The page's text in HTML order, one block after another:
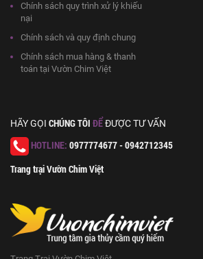
Chính sách quy trình xử lý khiếu
nại
Chính sách và quy định chung
Chính sách mua hàng & thanh
toán tại Vườn Chim Việt
HÃY GỌI CHÚNG TÔI ĐỂĐƯỢC TƯ VẤN
HOTLINE: 0977774677 - 0942712345
Trang trại Vườn Chim Việt